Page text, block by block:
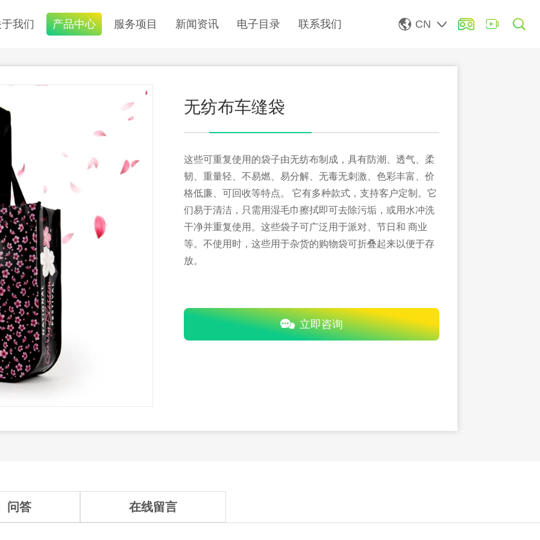
我们 产品中心 服务项目 新闻资讯 电子目录 联系我们   
 CN 
无纺布车缝袋
这些可重复使用的袋子由无纺布制成，具有防潮、透气、柔
韧、重量轻、不易燃、易分解、无毒无刺激、色彩丰富、价
格低廉、可回收等特点。 它有多种款式，支持客户定制。它
们易于清洁，只需用湿毛巾擦拭即可去除污垢，或用水冲洗
干净并重复使用。这些袋子可广泛用于派对、节日和 商业
等。不使用时，这些用于杂货的购物袋可折叠起来以便于存
放。
 立即咨询
问答 在线留言